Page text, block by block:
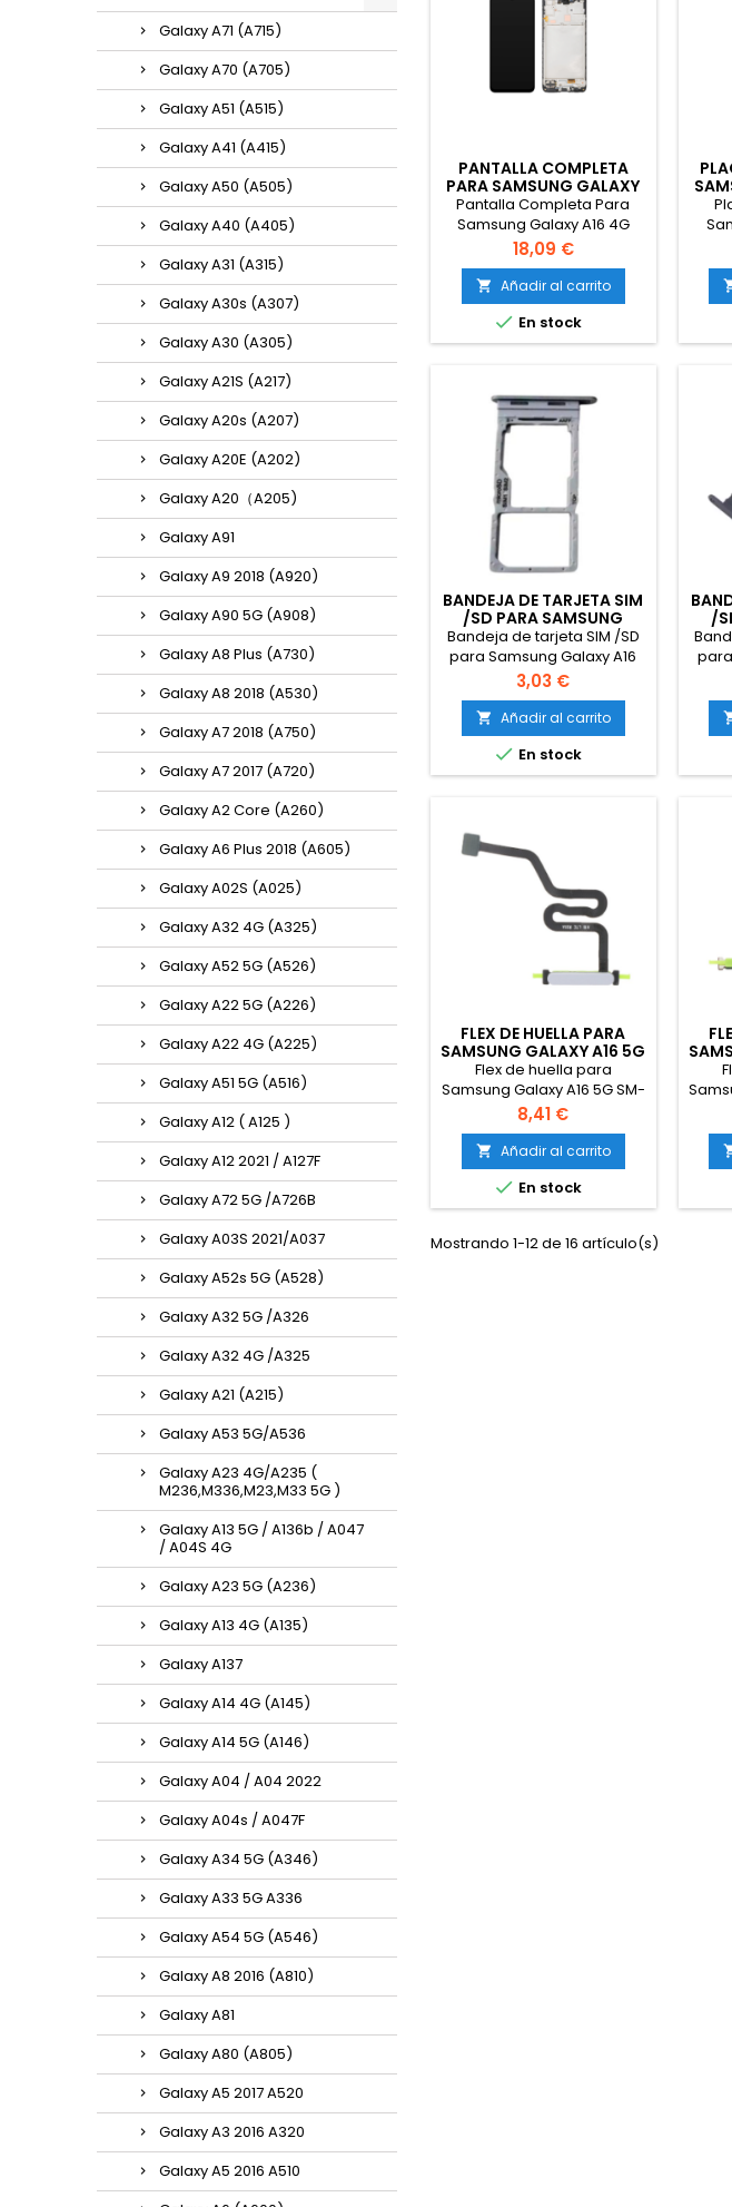
Galaxy A71 (A715)
Galaxy A70 (A705)
Galaxy A51 (A515)
Galaxy A41 (A415)
Galaxy A50 (A505)
Galaxy A40 (A405)
Galaxy A31 (A315)
Galaxy A30s (A307)
Galaxy A30 (A305)
Galaxy A21S (A217)
Galaxy A20s (A207)
Galaxy A20E (A202)
Galaxy A20（A205)
Galaxy A91
Galaxy A9 2018 (A920)
Galaxy A90 5G (A908)
Galaxy A8 Plus (A730)
Galaxy A8 2018 (A530)
Galaxy A7 2018 (A750)
Galaxy A7 2017 (A720)
Galaxy A2 Core (A260)
Galaxy A6 Plus 2018 (A605)
Galaxy A02S (A025)
Galaxy A32 4G (A325)
Galaxy A52 5G (A526)
Galaxy A22 5G (A226)
Galaxy A22 4G (A225)
Galaxy A51 5G (A516)
Galaxy A12 ( A125 )
Galaxy A12 2021 / A127F
Galaxy A72 5G /A726B
Galaxy A03S 2021/A037
Galaxy A52s 5G (A528)
Galaxy A32 5G /A326
Galaxy A32 4G /A325
Galaxy A21 (A215)
Galaxy A53 5G/A536
Galaxy A23 4G/A235 (
M236,M336,M23,M33 5G )
Galaxy A13 5G / A136b / A047
/ A04S 4G
Galaxy A23 5G (A236)
Galaxy A13 4G (A135)
Galaxy A137
Galaxy A14 4G (A145)
Galaxy A14 5G (A146)
Galaxy A04 / A04 2022
Galaxy A04s / A047F
Galaxy A34 5G (A346)
Galaxy A33 5G A336
Galaxy A54 5G (A546)
Galaxy A8 2016 (A810)
Galaxy A81
Galaxy A80 (A805)
Galaxy A5 2017 A520
Galaxy A3 2016 A320
Galaxy A5 2016 A510
PANTALLA COMPLETA
PARA SAMSUNG GALAXY
A16 4G (A165) CON
MARCO TFT
Pantalla Completa Para
Samsung Galaxy A16 4G
(A165) con Marco TFT
Precio
18,09 €
 Añadir al carrito
 En stock
BANDEJA DE TARJETA SIM
/SD PARA SAMSUNG
GALAXY A16 5G SM-A166
GRIS
Bandeja de tarjeta SIM /SD
para Samsung Galaxy A16
5G SM-A166 Gris
Precio
3,03 €
 Añadir al carrito
 En stock
/
FLEX DE HUELLA PARA
SAMSUNG GALAXY A16 5G
SM-A166 GRIS
Flex de huella para
Samsung Galaxy A16 5G SM-
A166 Gris
Precio
8,41 €
 Añadir al carrito
 En stock
Mostrando 1-12 de 16 artículo(s)